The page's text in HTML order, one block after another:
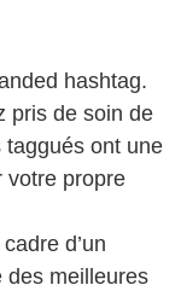
hashtag.
pris de soin de
taggués ont une
votre propre
d’un
des meilleures